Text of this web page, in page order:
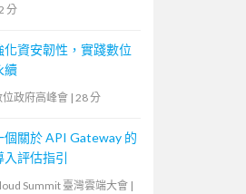
分
化資安韌性，實踐數位
續
位政府高峰會 | 28 分
個關於 API Gateway 的
入評估指引
Summit 臺灣雲端大會 |